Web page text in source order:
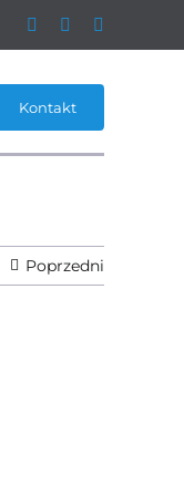
Kontakt
Poprzedni